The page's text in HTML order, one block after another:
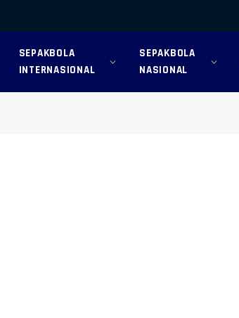
SEPAKBOLA
INTERNASIONAL
SEPAKBOLA
NASIONAL